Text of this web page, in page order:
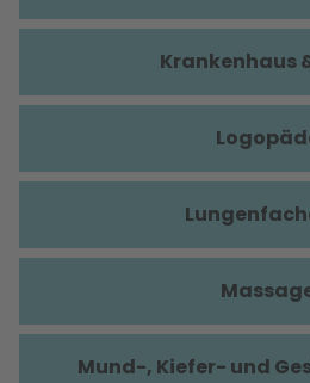
Krankenhaus
Mund-, Kiefer- und